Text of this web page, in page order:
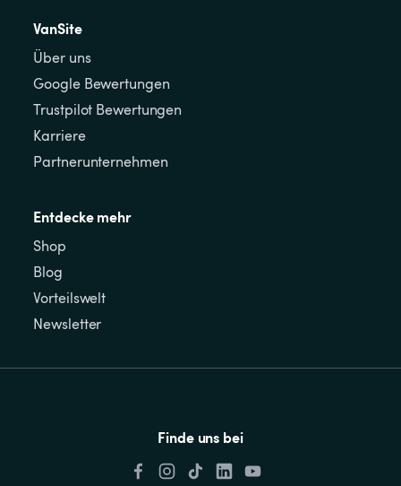
VanSite
Über uns
Google Bewertungen
Trustpilot Bewertungen
Karriere
Partnerunternehmen
Entdecke mehr
Shop
Blog
Vorteilswelt
Newsletter
Finde uns bei